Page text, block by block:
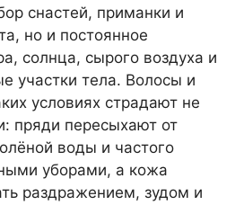
снастей, приманки и
но и постоянное
солнца, сырого воздуха и
участки тела. Волосы и
условиях страдают не
пряди пересыхают от
воды и частого
уборами, а кожа
раздражением, зудом и